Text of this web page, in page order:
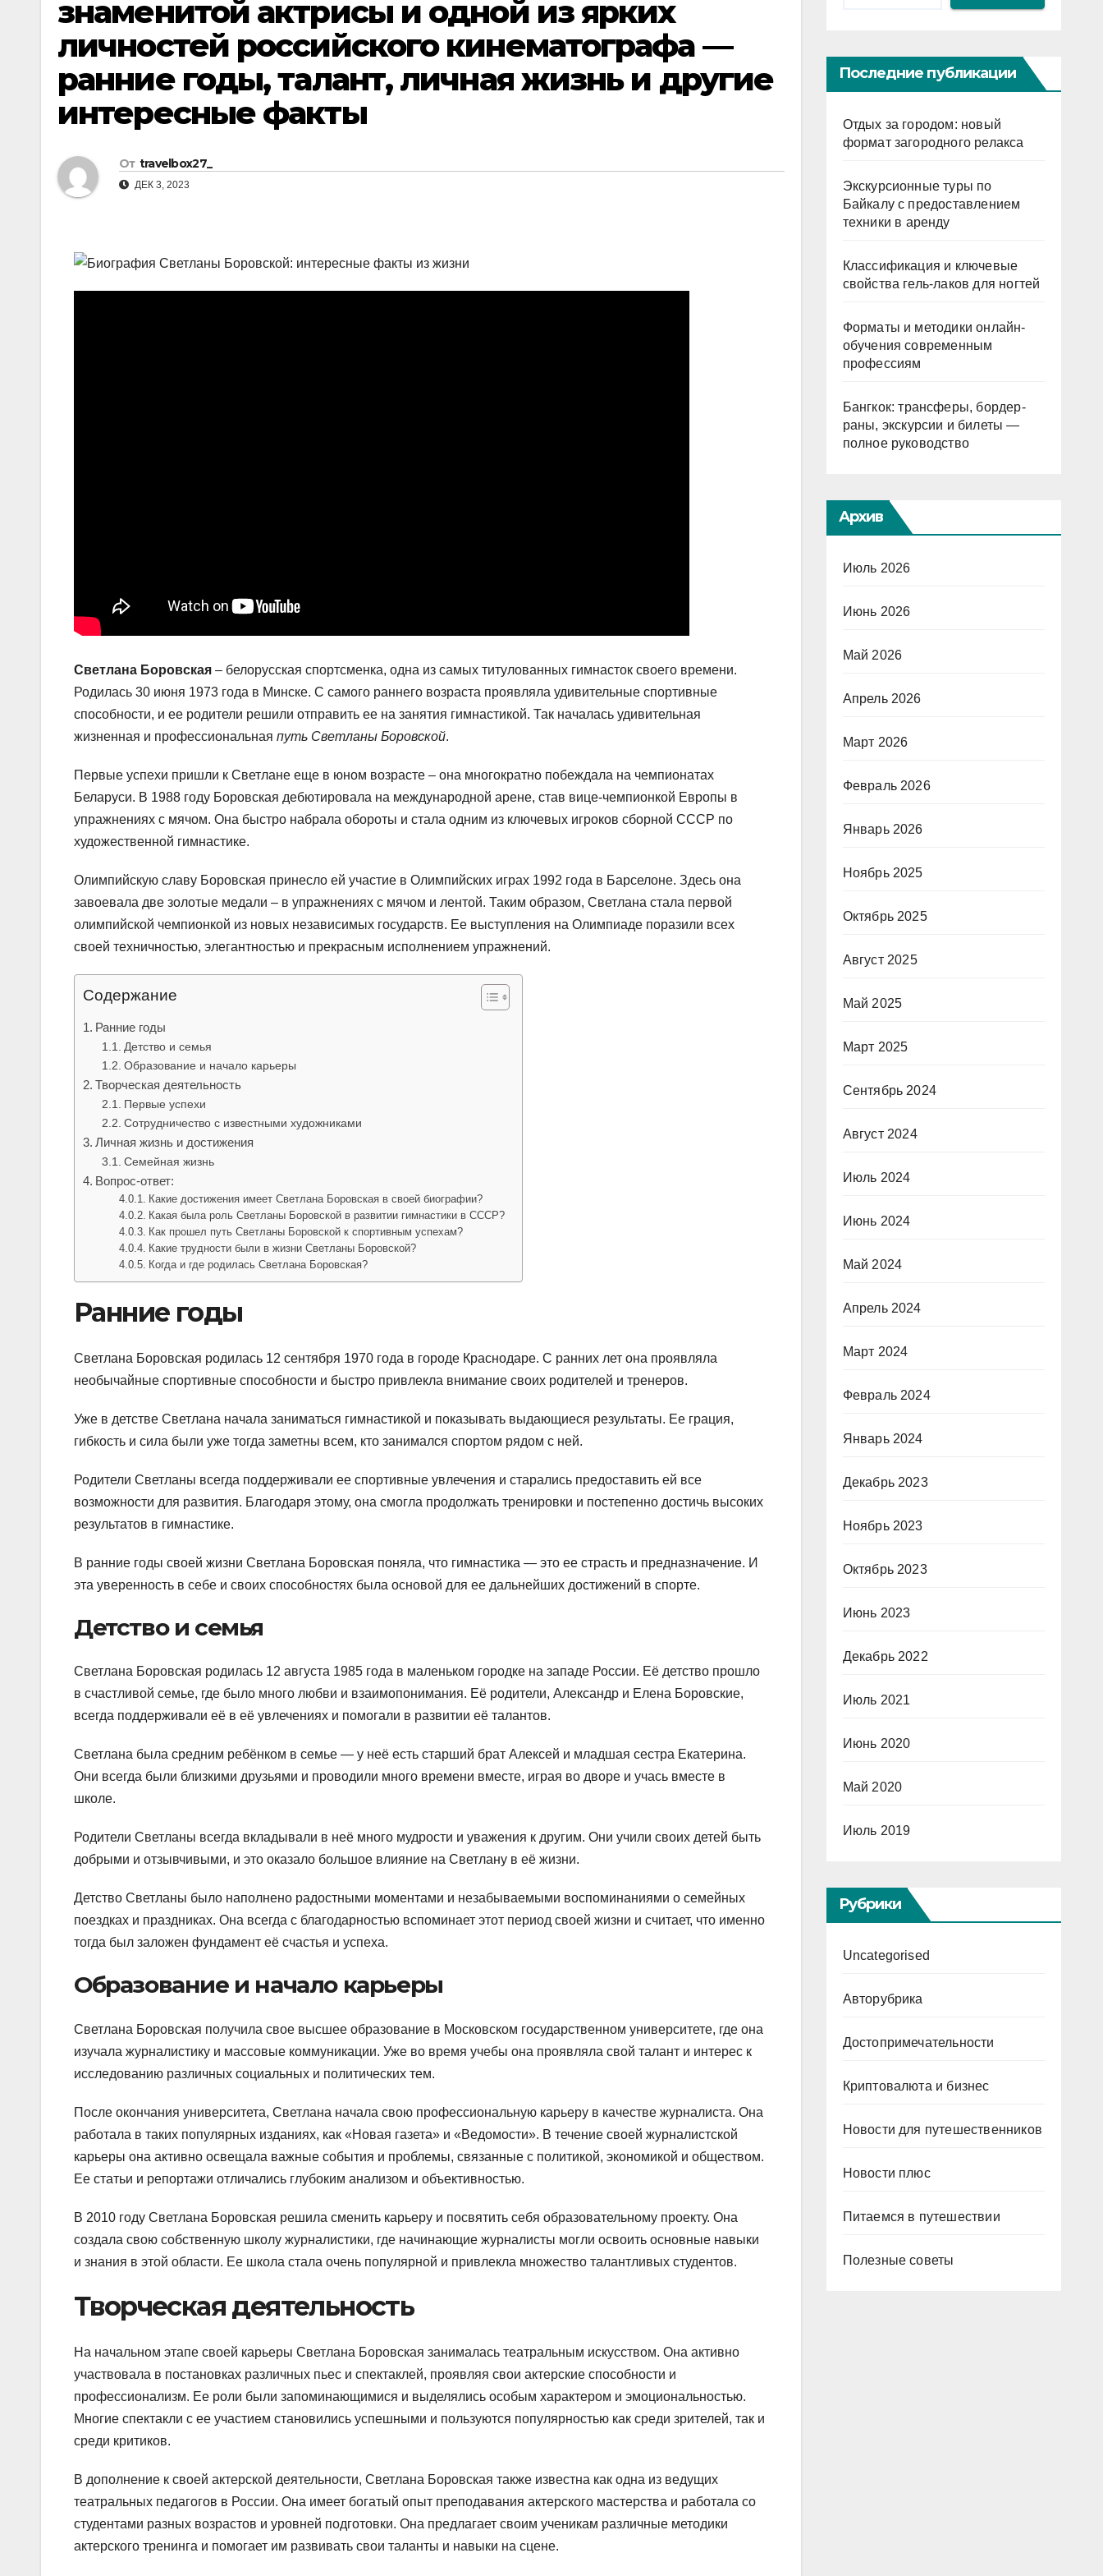
знаменитой актрисы и одной из ярких
личностей российского кинематографа —
ранние годы, талант, личная жизнь и другие
интересные факты
От travelbox27_
ДЕК 3, 2023
Светлана Боровская – белорусская спортсменка, одна из самых титулованных гимнасток своего времени.
Родилась 30 июня 1973 года в Минске. С самого раннего возраста проявляла удивительные спортивные
способности, и ее родители решили отправить ее на занятия гимнастикой. Так началась удивительная
жизненная и профессиональная путь Светланы Боровской.
Первые успехи пришли к Светлане еще в юном возрасте – она многократно побеждала на чемпионатах
Беларуси. В 1988 году Боровская дебютировала на международной арене, став вице-чемпионкой Европы в
упражнениях с мячом. Она быстро набрала обороты и стала одним из ключевых игроков сборной СССР по
художественной гимнастике.
Олимпийскую славу Боровская принесло ей участие в Олимпийских играх 1992 года в Барселоне. Здесь она
завоевала две золотые медали – в упражнениях с мячом и лентой. Таким образом, Светлана стала первой
олимпийской чемпионкой из новых независимых государств. Ее выступления на Олимпиаде поразили всех
своей техничностью, элегантностью и прекрасным исполнением упражнений.
Содержание
Ранние годы
Детство и семья
Образование и начало карьеры
Творческая деятельность
Первые успехи
Сотрудничество с известными художниками
Личная жизнь и достижения
Семейная жизнь
Вопрос-ответ:
Какие достижения имеет Светлана Боровская в своей биографии?
Какая была роль Светланы Боровской в развитии гимнастики в СССР?
Как прошел путь Светланы Боровской к спортивным успехам?
Какие трудности были в жизни Светланы Боровской?
Когда и где родилась Светлана Боровская?
Ранние годы
Светлана Боровская родилась 12 сентября 1970 года в городе Краснодаре. С ранних лет она проявляла
необычайные спортивные способности и быстро привлекла внимание своих родителей и тренеров.
Уже в детстве Светлана начала заниматься гимнастикой и показывать выдающиеся результаты. Ее грация,
гибкость и сила были уже тогда заметны всем, кто занимался спортом рядом с ней.
Родители Светланы всегда поддерживали ее спортивные увлечения и старались предоставить ей все
возможности для развития. Благодаря этому, она смогла продолжать тренировки и постепенно достичь высоких
результатов в гимнастике.
В ранние годы своей жизни Светлана Боровская поняла, что гимнастика — это ее страсть и предназначение. И
эта уверенность в себе и своих способностях была основой для ее дальнейших достижений в спорте.
Детство и семья
Светлана Боровская родилась 12 августа 1985 года в маленьком городке на западе России. Её детство прошло
в счастливой семье, где было много любви и взаимопонимания. Её родители, Александр и Елена Боровские,
всегда поддерживали её в её увлечениях и помогали в развитии её талантов.
Светлана была средним ребёнком в семье — у неё есть старший брат Алексей и младшая сестра Екатерина.
Они всегда были близкими друзьями и проводили много времени вместе, играя во дворе и учась вместе в
школе.
Родители Светланы всегда вкладывали в неё много мудрости и уважения к другим. Они учили своих детей быть
добрыми и отзывчивыми, и это оказало большое влияние на Светлану в её жизни.
Детство Светланы было наполнено радостными моментами и незабываемыми воспоминаниями о семейных
поездках и праздниках. Она всегда с благодарностью вспоминает этот период своей жизни и считает, что именно
тогда был заложен фундамент её счастья и успеха.
Образование и начало карьеры
Светлана Боровская получила свое высшее образование в Московском государственном университете, где она
изучала журналистику и массовые коммуникации. Уже во время учебы она проявляла свой талант и интерес к
исследованию различных социальных и политических тем.
После окончания университета, Светлана начала свою профессиональную карьеру в качестве журналиста. Она
работала в таких популярных изданиях, как «Новая газета» и «Ведомости». В течение своей журналистской
карьеры она активно освещала важные события и проблемы, связанные с политикой, экономикой и обществом.
Ее статьи и репортажи отличались глубоким анализом и объективностью.
В 2010 году Светлана Боровская решила сменить карьеру и посвятить себя образовательному проекту. Она
создала свою собственную школу журналистики, где начинающие журналисты могли освоить основные навыки
и знания в этой области. Ее школа стала очень популярной и привлекла множество талантливых студентов.
Творческая деятельность
На начальном этапе своей карьеры Светлана Боровская занималась театральным искусством. Она активно
участвовала в постановках различных пьес и спектаклей, проявляя свои актерские способности и
профессионализм. Ее роли были запоминающимися и выделялись особым характером и эмоциональностью.
Многие спектакли с ее участием становились успешными и пользуются популярностью как среди зрителей, так и
среди критиков.
В дополнение к своей актерской деятельности, Светлана Боровская также известна как одна из ведущих
театральных педагогов в России. Она имеет богатый опыт преподавания актерского мастерства и работала со
студентами разных возрастов и уровней подготовки. Она предлагает своим ученикам различные методики
актерского тренинга и помогает им развивать свои таланты и навыки на сцене.
Последние публикации
Отдых за городом: новый
формат загородного релакса
Экскурсионные туры по
Байкалу с предоставлением
техники в аренду
Классификация и ключевые
свойства гель-лаков для ногтей
Форматы и методики онлайн-
обучения современным
профессиям
Бангкок: трансферы, бордер-
раны, экскурсии и билеты —
полное руководство
Архив
Июль 2026
Июнь 2026
Май 2026
Апрель 2026
Март 2026
Февраль 2026
Январь 2026
Ноябрь 2025
Октябрь 2025
Август 2025
Май 2025
Март 2025
Сентябрь 2024
Август 2024
Июль 2024
Июнь 2024
Май 2024
Апрель 2024
Март 2024
Февраль 2024
Январь 2024
Декабрь 2023
Ноябрь 2023
Октябрь 2023
Июнь 2023
Декабрь 2022
Июль 2021
Июнь 2020
Май 2020
Июль 2019
Рубрики
Uncategorised
Авторубрика
Достопримечательности
Криптовалюта и бизнес
Новости для путешественников
Новости плюс
Питаемся в путешествии
Полезные советы